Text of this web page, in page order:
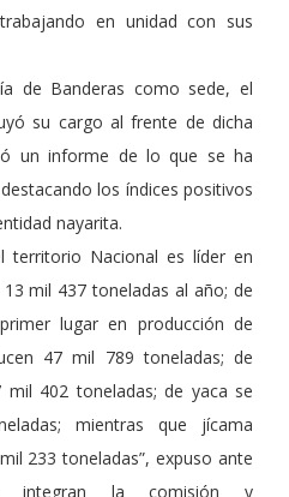
en unidad con sus
de Banderas como sede, el
su cargo al frente de dicha
un informe de lo que se ha
los índices positivos
nayarita.
territorio Nacional es líder en
mil 437 toneladas al año; de
lugar en producción de
47 mil 789 toneladas; de
mil 402 toneladas; de yaca se
mientras que jícama
233 toneladas”, expuso ante
integran la comisión y